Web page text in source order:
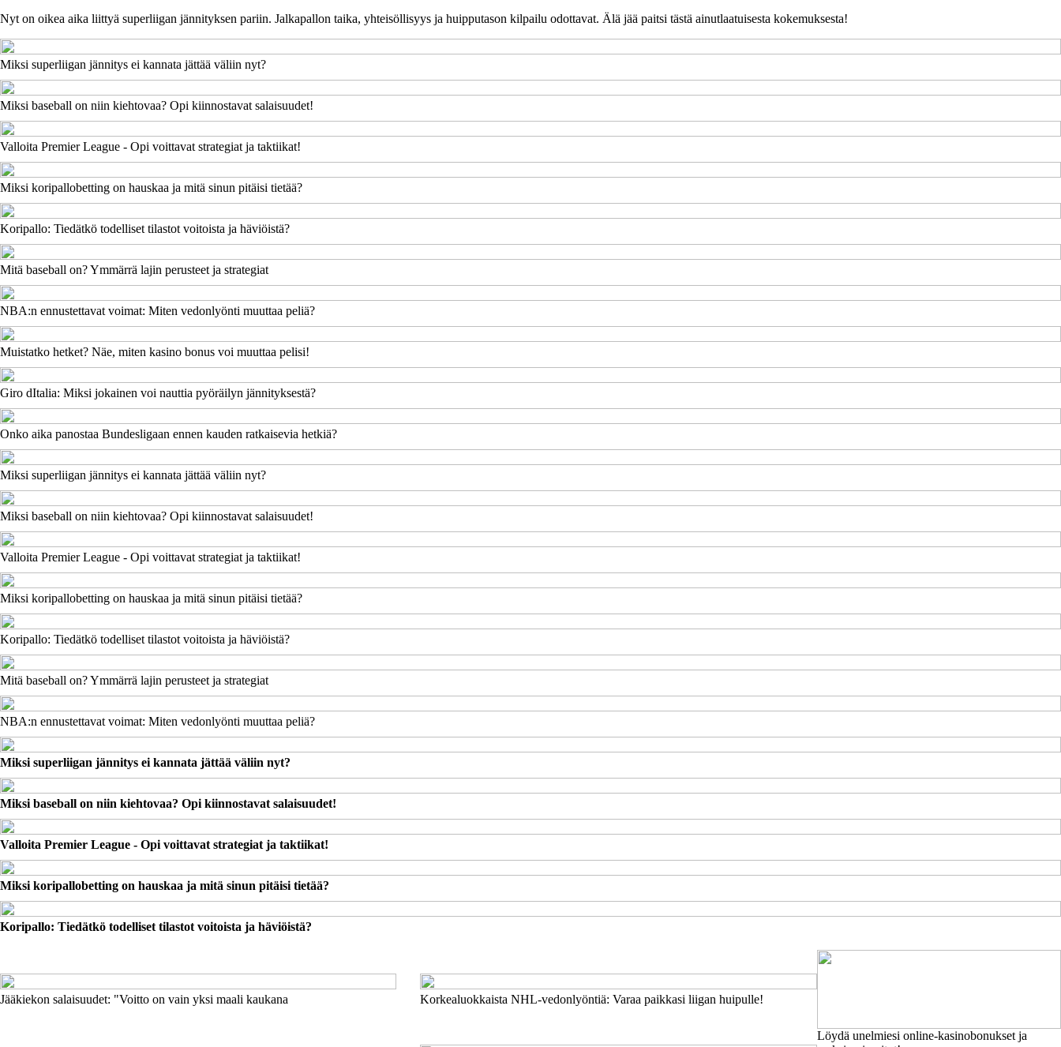
Nyt on oikea aika liittyä superliigan jännityksen pariin. Jalkapallon taika, yhteisöllisyys ja huipputason kilpailu odottavat. Älä jää paitsi tästä ainutlaatuisesta kokemuksesta!
Miksi superliigan jännitys ei kannata jättää väliin nyt?
Miksi baseball on niin kiehtovaa? Opi kiinnostavat salaisuudet!
Valloita Premier League - Opi voittavat strategiat ja taktiikat!
Miksi koripallobetting on hauskaa ja mitä sinun pitäisi tietää?
Koripallo: Tiedätkö todelliset tilastot voitoista ja häviöistä?
Mitä baseball on? Ymmärrä lajin perusteet ja strategiat
NBA:n ennustettavat voimat: Miten vedonlyönti muuttaa peliä?
Muistatko hetket? Näe, miten kasino bonus voi muuttaa pelisi!
Giro dItalia: Miksi jokainen voi nauttia pyöräilyn jännityksestä?
Onko aika panostaa Bundesligaan ennen kauden ratkaisevia hetkiä?
Miksi superliigan jännitys ei kannata jättää väliin nyt?
Miksi baseball on niin kiehtovaa? Opi kiinnostavat salaisuudet!
Valloita Premier League - Opi voittavat strategiat ja taktiikat!
Miksi koripallobetting on hauskaa ja mitä sinun pitäisi tietää?
Koripallo: Tiedätkö todelliset tilastot voitoista ja häviöistä?
Mitä baseball on? Ymmärrä lajin perusteet ja strategiat
NBA:n ennustettavat voimat: Miten vedonlyönti muuttaa peliä?
Miksi superliigan jännitys ei kannata jättää väliin nyt?
Miksi baseball on niin kiehtovaa? Opi kiinnostavat salaisuudet!
Valloita Premier League - Opi voittavat strategiat ja taktiikat!
Miksi koripallobetting on hauskaa ja mitä sinun pitäisi tietää?
Koripallo: Tiedätkö todelliset tilastot voitoista ja häviöistä?
Jääkiekon salaisuudet: "Voitto on vain yksi maali kaukana Korkealuokkaista NHL-vedonlyöntiä: Varaa paikkasi liigan huipulle!
Löydä unelmiesi online-kasinobonukset ja